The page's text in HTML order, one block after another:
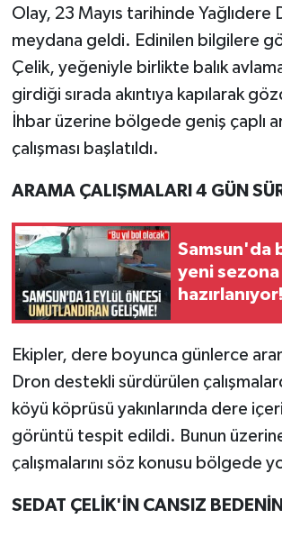
Olay, 23 Mayıs tarihinde Yağlıdere
meydana geldi. Edinilen bilgilere
Çelik, yeğeniyle birlikte balık
girdiği sırada akıntıya kapılarak
İhbar üzerine bölgede geniş çaplı
çalışması başlatıldı.
ARAMA ÇALIŞMALARI 4 GÜN
Samsun'da
yeni sezona
Ekipler, dere boyunca günlerce
Dron destekli sürdürülen
köyü köprüsü yakınlarında dere
görüntü tespit edildi. Bunun
çalışmalarını söz konusu bölgede
SEDAT ÇELİK'İN CANSIZ